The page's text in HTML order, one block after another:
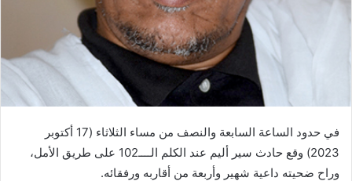
في حدود الساعة السابعة والنصف من مساء الثلاثاء (17 أكتوبر
2023) وقع حادث سير أليم عند الكلم الــــ102 على طريق الأمل،
وراح ضحيته داعية شهير وأربعة من أقاربه ورفقائه.